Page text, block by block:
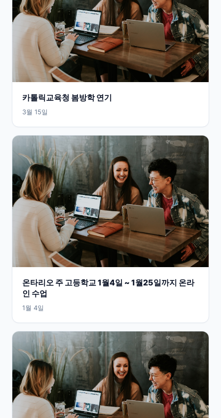
카톨릭교육청 봄방학 연기
3월 15일
온타리오 주 고등학교 1월4일 ~ 1월25일까지 온라
인 수업
1월 4일